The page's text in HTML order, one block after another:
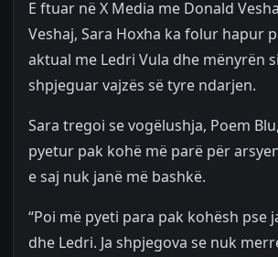
E ftuar në X Media me Donald
Veshaj, Sara Hoxha ka folur hapur
aktual me Ledri Vula dhe mënyrën
shpjeguar vajzës së tyre ndarjen.
Sara tregoi se vogëlushja, Poem
pyetur pak kohë më parë për
e saj nuk janë më bashkë.
“Poi më pyeti para pak kohësh pse
dhe Ledri. Ja shpjegova se nuk